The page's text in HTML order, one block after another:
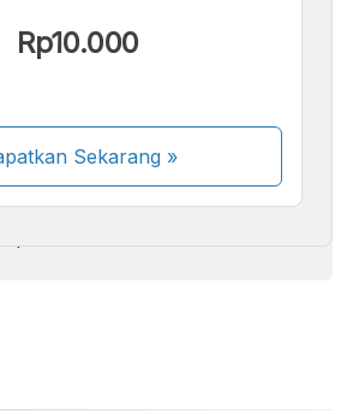
Rp10.000
Sekarang»
pembayaran berikut:
pembayaran masih dalam